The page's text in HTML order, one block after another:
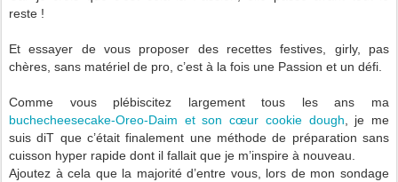
reste !
Et essayer de vous proposer des recettes festives, girly, pas
chères, sans matériel de pro, c’est à la fois une Passion et un défi.
Comme vous plébiscitez largement tous les ans ma
buchecheesecake-Oreo-Daim et son cœur cookie dough , je me
suis diT que c’était finalement une méthode de préparation sans
cuisson hyper rapide dont il fallait que je m’inspire à nouveau.
Ajoutez à cela que la majorité d’entre vous, lors de mon sondage